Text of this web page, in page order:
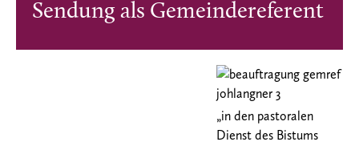
Sendung als Gemeindereferent
„in den pastoralen
Dienst des Bistums